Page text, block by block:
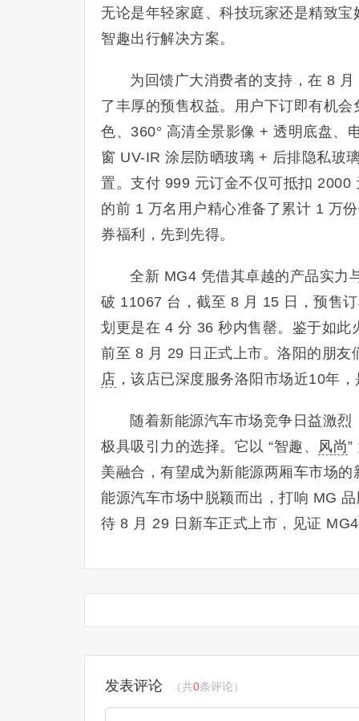
无论是年轻家庭、科技玩家还是精致
智趣出行解决方案。
为回馈广大消费者的支持，在 8
了丰厚的预售权益。用户下订即有机
色、360° 高清全景影像 + 透明底盘、
窗 UV-IR 涂层防晒玻璃 + 后排隐私玻
置。支付 999 元订金不仅可抵扣
的前 1 万名用户精心准备了累计 1 万
券福利，先到先得。
全新 MG4 凭借其卓越的产品实力
破 11067 台，截至 8 月 15 日，预售
划更是在 4 分 36 秒内售罄。鉴于如
前至 8 月 29 日正式上市。洛阳的朋
店 ，该店已深度服务洛阳市场近10年
随着新能源汽车市场竞争日益激
极具吸引力的选择。它以 “智趣、 风尚”
美融合，有望成为新能源两厢车市场
能源汽车市场中脱颖而出，打响 MG
待 8 月 29 日新车正式上市，见证
发表评论 （共0条评论）